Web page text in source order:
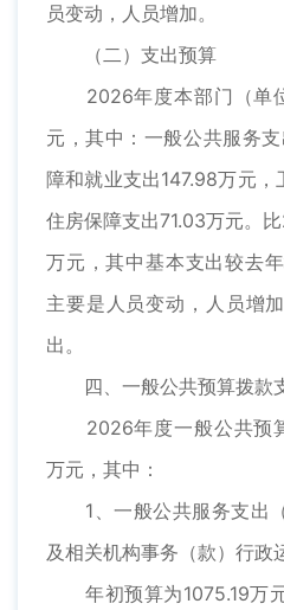
员变动，人员增加。
（二）支出预算
2026年度本部门（单
元，其中：一般公共服务
障和就业支出147.98万元，
住房保障支出71.03万元。
万元，其中基本支出较去
主要是人员变动，人员增
出。
四、一般公共预算拨款
2026年度一般公共预
万元，其中：
1、一般公共服务支出（
及相关机构事务（款）行政
年初预算为1075.19万